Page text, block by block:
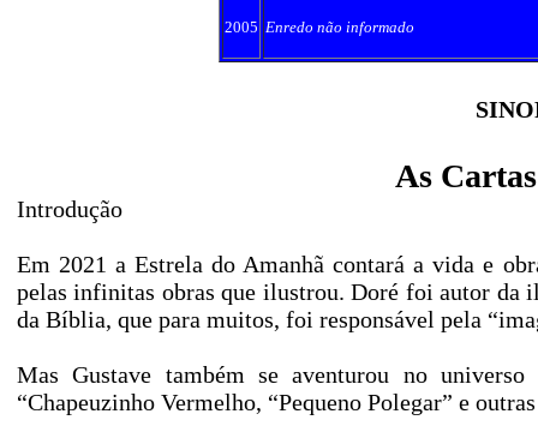
2005 Enredo não informado
As
Introdução
Em 2021 a Estrela do Amanhã contará a vida e
pelas infinitas obras que ilustrou. Doré foi autor da
da Bíblia, que para muitos, foi responsável pela
Mas Gustave também se aventurou no
“Chapeuzinho Vermelho, “Pequeno Polegar” e